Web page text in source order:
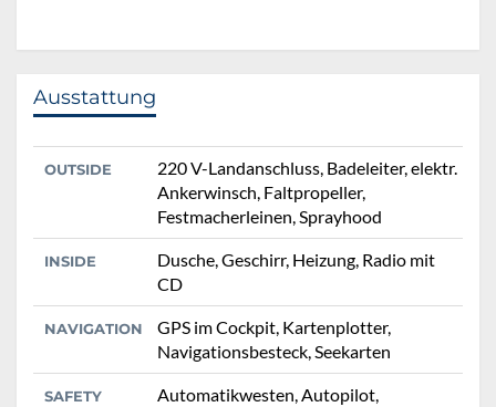
Ausstattung
OUTSIDE
220 V-Landanschluss, Badeleiter, elektr.
Ankerwinsch, Faltpropeller,
Festmacherleinen, Sprayhood
INSIDE
Dusche, Geschirr, Heizung, Radio mit
CD
NAVIGATION
GPS im Cockpit, Kartenplotter,
Navigationsbesteck, Seekarten
SAFETY
Automatikwesten, Autopilot,